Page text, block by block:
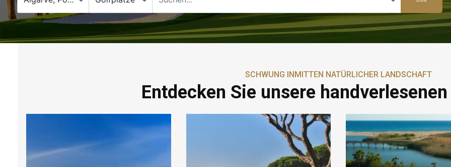
SCHWUNG INMITTEN NATÜRLICHER LANDSCHAFT
Entdecken Sie unsere